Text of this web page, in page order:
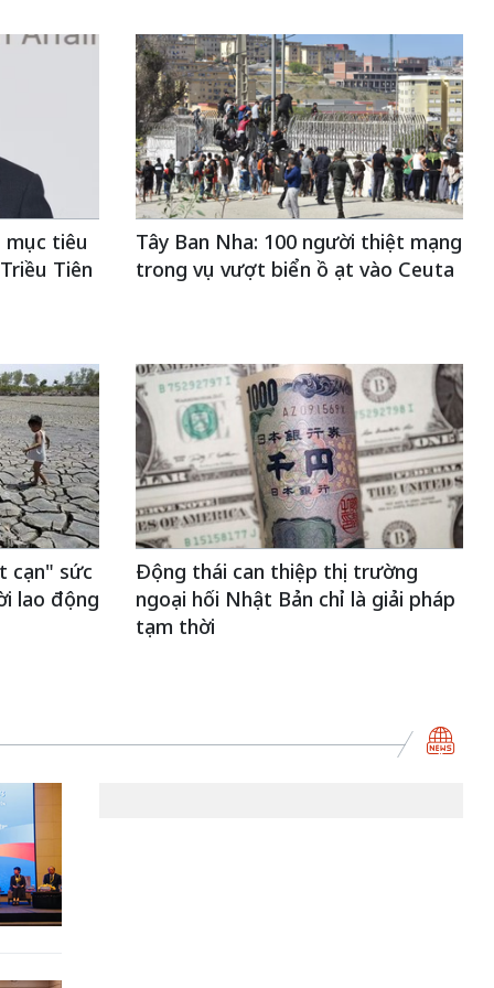
mục tiêu
Tiên
Tây Ban Nha: 100 người thiệt mạng
trong vụ vượt biển ồ ạt vào Ceuta
cạn" sức
lao động
Động thái can thiệp thị trường
ngoại hối Nhật Bản chỉ là giải pháp
tạm thời